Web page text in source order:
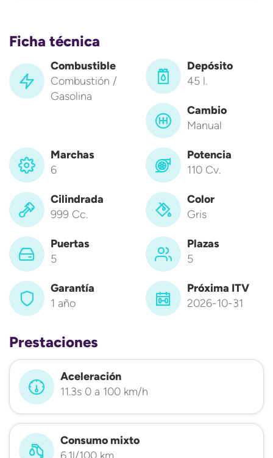
Ficha técnica
Combustible
Combustión /
Gasolina
Depósito
45 l.
Cambio
Manual
Marchas
6
Potencia
110 Cv.
Cilindrada
999 Cc.
Color
Gris
Puertas
5
Plazas
5
Garantía
1 año
Próxima ITV
2026-10-31
Prestaciones
Aceleración
11.3s 0 a 100 km/h
Consumo mixto